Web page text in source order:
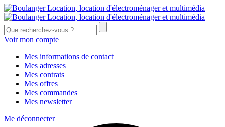
Voir mon compte
Mes informations de contact
Mes adresses
Mes contrats
Mes offres
Mes commandes
Mes newsletter
Me déconnecter